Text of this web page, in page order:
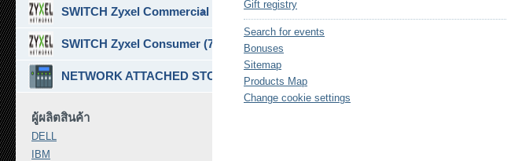
Gift registry
Search for events
Bonuses
Sitemap
Products Map
Change cookie settings
SWITCH Zyxel Commercial
SWITCH Zyxel Consumer (7)
NETWORK ATTACHED STORAGE ( NAS ) (7)
ผู้ผลิตสินค้า
DELL
IBM